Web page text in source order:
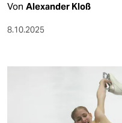
Von Alexander Kloß
8.10.2025